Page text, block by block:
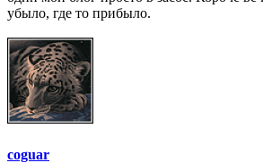
убыло, где то прибыло.
coguar